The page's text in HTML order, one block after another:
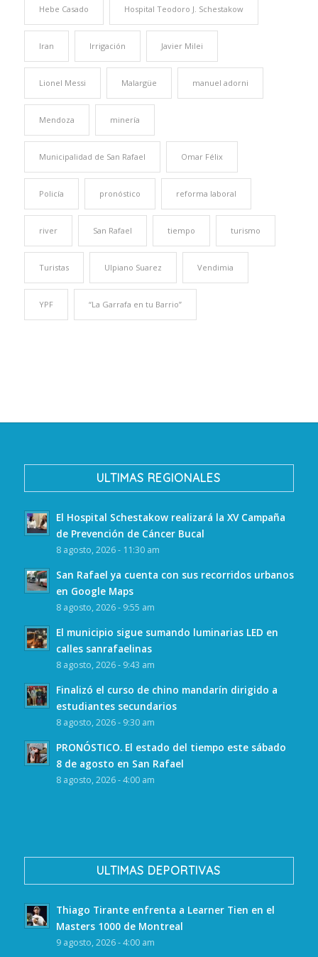
Hebe Casado Hospital Teodoro J. Schestakow
Iran Irrigación Javier Milei
Lionel Messi Malargüe manuel adorni
Mendoza minería
Municipalidad de San Rafael Omar Félix
Policía pronóstico reforma laboral
river San Rafael tiempo turismo
Turistas Ulpiano Suarez Vendimia
YPF “La Garrafa en tu Barrio”
ULTIMAS REGIONALES
El Hospital Schestakow realizará la XV Campaña
de Prevención de Cáncer Bucal
8 agosto, 2026 - 11:30 am
San Rafael ya cuenta con sus recorridos urbanos
en Google Maps
8 agosto, 2026 - 9:55 am
El municipio sigue sumando luminarias LED en
calles sanrafaelinas
8 agosto, 2026 - 9:43 am
Finalizó el curso de chino mandarín dirigido a
estudiantes secundarios
8 agosto, 2026 - 9:30 am
PRONÓSTICO. El estado del tiempo este sábado
8 de agosto en San Rafael
8 agosto, 2026 - 4:00 am
ULTIMAS DEPORTIVAS
Thiago Tirante enfrenta a Learner Tien en el
Masters 1000 de Montreal
9 agosto, 2026 - 4:00 am